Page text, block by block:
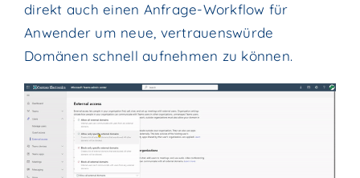
direkt auch einen Anfrage-Workflow für
Anwender um neue, vertrauenswürde
Domänen schnell aufnehmen zu können.